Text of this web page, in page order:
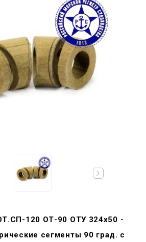
120 ОТ-90 ОТУ 324x50 -
сегменты 90 град. с